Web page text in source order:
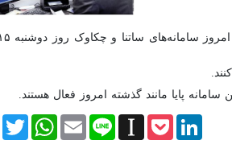
پایا مانند گذشته امروز فعال هستند.
TwitterWhatsApp Email LineInstapaper PocketLinkedIn